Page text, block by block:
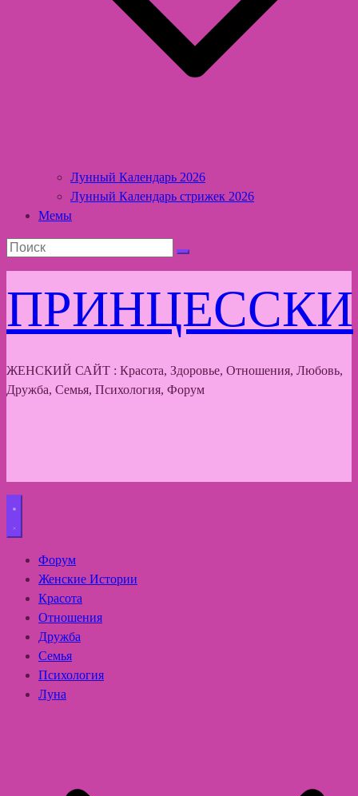
Лунный Календарь 2026
Лунный Календарь стрижек 2026
Мемы
ПРИНЦЕССКИ
ЖЕНСКИЙ САЙТ : Красота, Здоровье, Отношения, Любовь,
Дружба, Семья, Психология, Форум
Форум
Женские Истории
Красота
Отношения
Дружба
Семья
Психология
Луна